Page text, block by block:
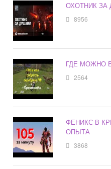
ОХОТНИК
8956
ГДЕ МОЖНО
2564
ФЕНИКС В
ОПЫТА
3868